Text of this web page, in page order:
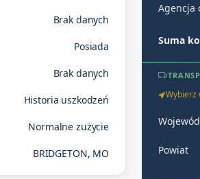
Brak danych
Posiada
Brak danych
Historia uszkodzeń
Normalne zużycie
BRIDGETON, MO
Agencja
Suma
Wybierz
Powiat